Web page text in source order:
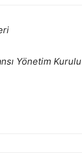
Yönetim Kurulu